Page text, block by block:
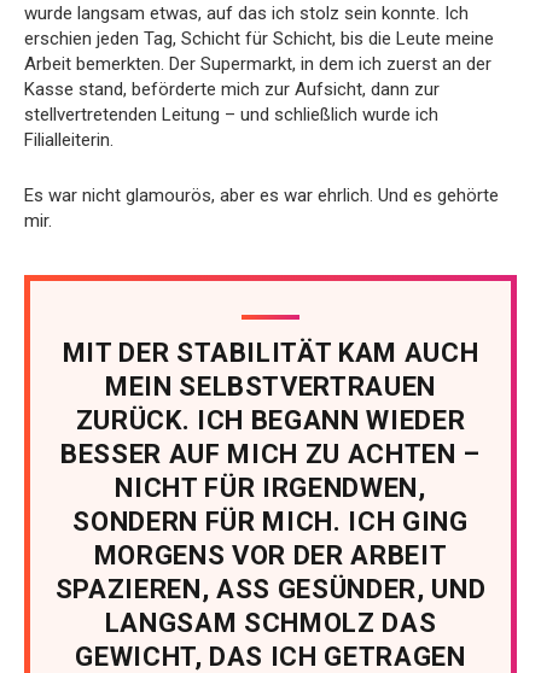
wurde langsam etwas, auf das ich stolz sein konnte. Ich
erschien jeden Tag, Schicht für Schicht, bis die Leute meine
Arbeit bemerkten. Der Supermarkt, in dem ich zuerst an der
Kasse stand, beförderte mich zur Aufsicht, dann zur
stellvertretenden Leitung – und schließlich wurde ich
Filialleiterin.
Es war nicht glamourös, aber es war ehrlich. Und es gehörte
mir.
MIT DER STABILITÄT KAM AUCH
MEIN SELBSTVERTRAUEN
ZURÜCK. ICH BEGANN WIEDER
BESSER AUF MICH ZU ACHTEN –
NICHT FÜR IRGENDWEN,
SONDERN FÜR MICH. ICH GING
MORGENS VOR DER ARBEIT
SPAZIEREN, ASS GESÜNDER, UND
LANGSAM SCHMOLZ DAS
GEWICHT, DAS ICH GETRAGEN